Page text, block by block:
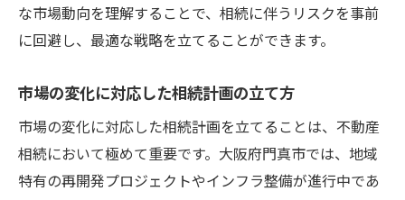
な市場動向を理解することで、相続に伴うリスクを事前
に回避し、最適な戦略を立てることができます。
市場の変化に対応した相続計画の立て方
市場の変化に対応した相続計画を立てることは、不動産
相続において極めて重要です。大阪府門真市では、地域
特有の再開発プロジェクトやインフラ整備が進行中であ